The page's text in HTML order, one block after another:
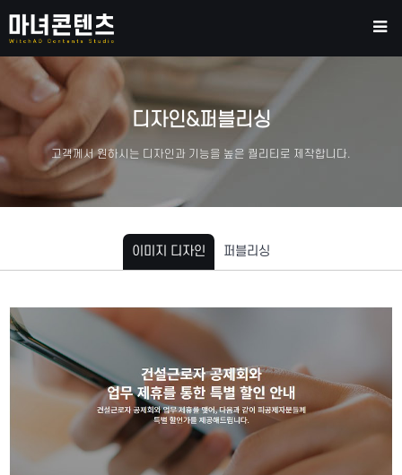
디자인&퍼블리싱
고객께서 원하시는 디자인과 기능을 높은 퀄리티로 제작합니다.
이미지 디자인 퍼블리싱